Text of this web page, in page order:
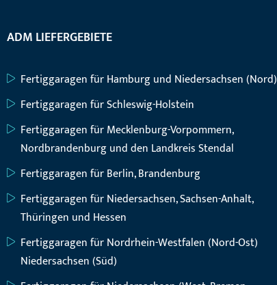
ADM LIEFERGEBIETE
Fertiggaragen für Hamburg und Niedersachsen (Nord)
Fertiggaragen für Schleswig-Holstein
Fertiggaragen für Mecklenburg-Vorpommern,
Nordbrandenburg und den Landkreis Stendal
Fertiggaragen für Berlin, Brandenburg
Fertiggaragen für Niedersachsen, Sachsen-Anhalt,
Thüringen und Hessen
Fertiggaragen für Nordrhein-Westfalen (Nord-Ost)
Niedersachsen (Süd)